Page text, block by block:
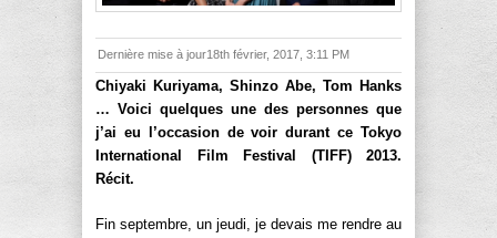
Dernière mise à jour18th février, 2017, 3:11 PM
Chiyaki Kuriyama, Shinzo Abe, Tom Hanks
… Voici quelques une des personnes que
j’ai eu l’occasion de voir durant ce Tokyo
International Film Festival (TIFF) 2013.
Récit.
Fin septembre, un jeudi, je devais me rendre au